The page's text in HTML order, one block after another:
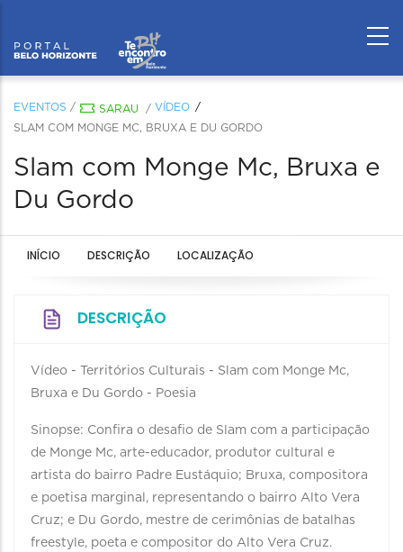
EVENTOS / SARAU / VÍDEO
SLAM COM MONGE MC, BRUXA E DU GORDO
Slam com Monge Mc, Bruxa e
Du Gordo
INÍCIO DESCRIÇÃO LOCALIZAÇÃO
DESCRIÇÃO
Vídeo - Territórios Culturais - Slam com Monge Mc,
Bruxa e Du Gordo - Poesia
Sinopse: Confira o desafio de Slam com a participação
de Monge Mc, arte-educador, produtor cultural e
artista do bairro Padre Eustáquio; Bruxa, compositora
e poetisa marginal, representando o bairro Alto Vera
Cruz; e Du Gordo, mestre de cerimônias de batalhas
freestyle, poeta e compositor do Alto Vera Cruz.